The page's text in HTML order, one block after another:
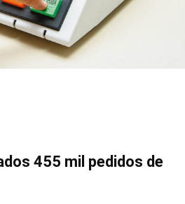
455 mil pedidos de